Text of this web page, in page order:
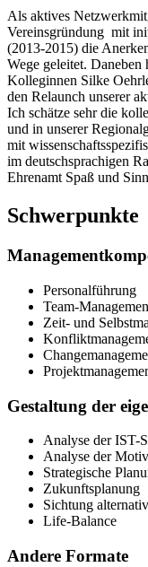
Als aktives
Vereinsgründung mit
(2013-2015) die
Wege geleitet. Daneben
Kolleginnen Silke
den Relaunch unserer
Ich schätze sehr die
und in unserer
mit
im deutschsprachigen
Ehrenamt Spaß und
Schwerpunkte
Personalführung
Team-
Zeit- und
Gestaltung der
Analyse der IST-
Analyse der
Strategische
Zukunftsplanung
Sichtung
Life-Balance
Andere Formate